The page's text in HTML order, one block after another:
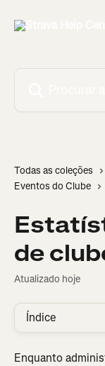
Todas as coleções
Eventos do Clube
de
Atualizado hoje
Índice
Enquanto